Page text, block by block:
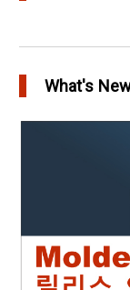
in Top Story
IC Packaging
Post Mold
어닐링을 통해
in Top Story
What's